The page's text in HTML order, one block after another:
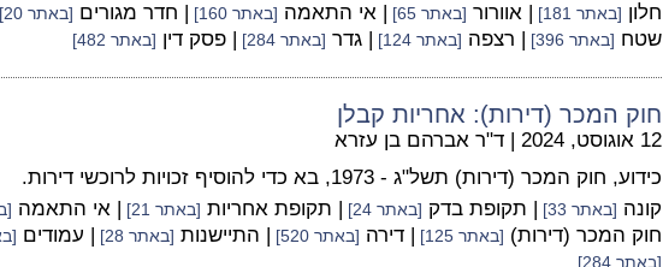
חלון [באתר 181] | אוורור [באתר 65] | אי התאמה [באתר 160] | חדר מגורים [באתר 20]
שטח [באתר 396] | רצפה [באתר 124] | גדר [באתר 284] | פסק דין [באתר 482]
חוק המכר (דירות): אחריות קבלן
12 אוגוסט, 2024 | ד"ר אברהם בן עזרא
כידוע, חוק המכר (דירות) תשל"ג - 1973, בא כדי להוסיף זכויות לרוכשי דירות.
קונה [באתר 33] | תקופת בדק [באתר 24] | תקופת אחריות [באתר 21] | אי התאמה
חוק המכר (דירות) [באתר 125] | דירה [באתר 520] | התיישנות [באתר 28] | עמודים
[באתר 284]